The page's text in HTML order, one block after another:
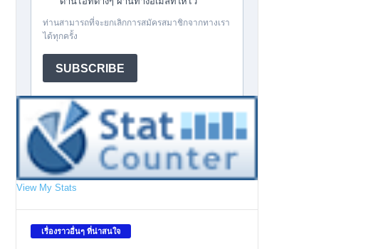
View My Stats
เรื่องราวอื่นๆ ที่น่าสนใจ